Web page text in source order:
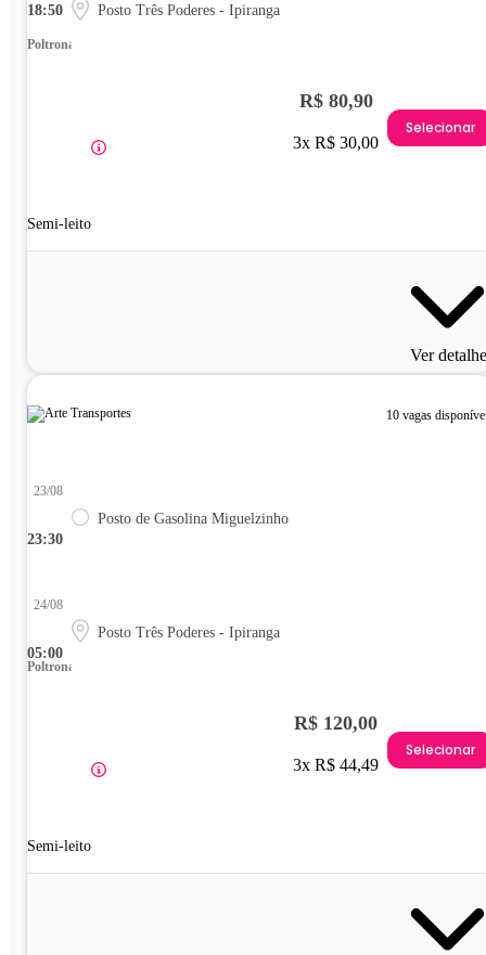
18:50 Posto Três Poderes - Ipiranga
Poltrona
Semi-leito
R$ 80,90
3x R$ 30,00
Selecionar
Ver
10 vagas
23:30
23/08
Posto de Gasolina Miguelzinho
05:00
24/08
Posto Três Poderes - Ipiranga
Poltrona
Semi-leito
R$ 120,00
3x R$ 44,49
Selecionar